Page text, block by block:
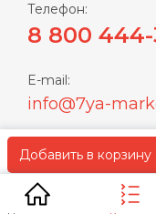
Телефон:
8 800
E-mail:
info@7ya-
Пользуясь нашим
условиями